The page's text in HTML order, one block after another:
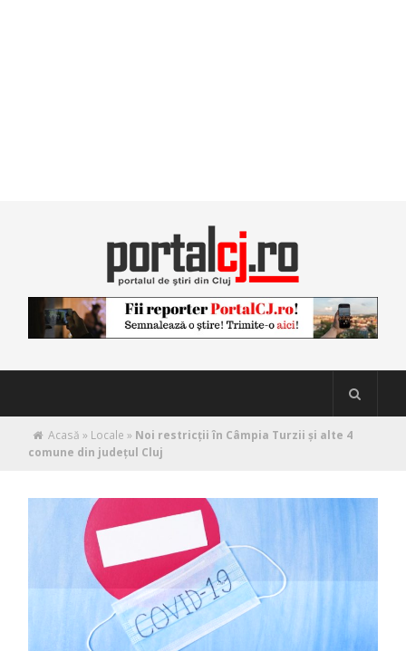
Acasă » Locale » Noi restricții în Câmpia Turzii și alte 4
comune din județul Cluj